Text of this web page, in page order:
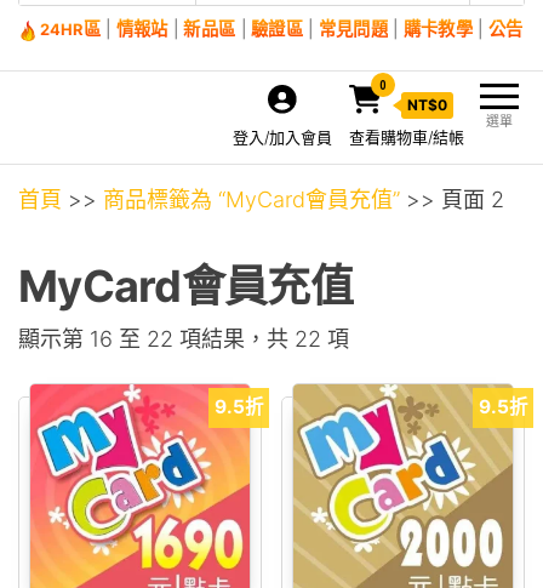
24HR區 情報站|新品區 |驗證區 常見問題 購卡教學 公告
選單
0
NT$0
查看購物車/結帳
登入/加入會員
首頁 >> 商品標籤為 “MyCard會員充值” >> 頁面 2
MyCard會員充值
顯示第 16 至 22 項結果，共 22 項依價格排序：低至高
9.5折 9.5折